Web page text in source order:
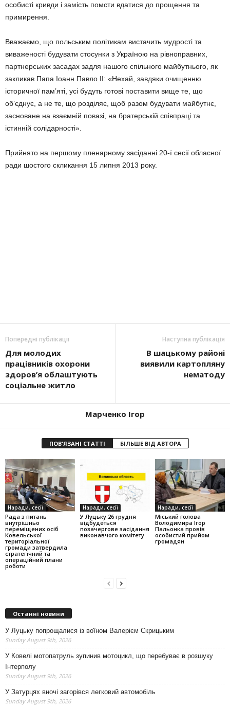
особисті кривди і замість помсти вдатися до прощення та
примирення.
Вважаємо, що польським політикам вистачить мудрості та
виваженості будувати стосунки з Україною на рівноправних,
партнерських засадах задля нашого спільного майбутнього, як
закликав Папа Іоанн Павло ІІ: «Нехай, завдяки очищенню
історичної пам’яті, усі будуть готові поставити вище те, що
об’єднує, а не те, що розділяє, щоб разом будувати майбутнє,
засноване на взаємній повазі, на братерській співпраці та
істинній солідарності».
Прийнято на першому пленарному засіданні 20-ї сесії обласної
ради шостого скликання 15 липня 2013 року.
Попередні публікації
Для молодих
працівників охорони
здоров’я облаштують
соціальне житло
Наступна публікація
В шацькому районі
виявили картопляну
нематоду
Марченко Ігор
ПОВ'ЯЗАНІ СТАТТІ БІЛЬШЕ ВІД АВТОРА
Наради, сесії
Рада з питань
внутрішньо
переміщених осіб
Ковельської
територіальної
громади затвердила
стратегічний та
операційний плани
роботи
Наради, сесії
У Луцьку 26 грудня
відбудеться
позачергове засідання
виконавчого комітету
Наради, сесії
Міський голова
Володимира Ігор
Пальонка провів
особистий прийом
громадян
Останні новини
У Луцьку попрощалися із воїном Валерієм Скрицьким
Sunday August 9th, 2026
У Ковелі мотопатруль зупинив мотоцикл, що перебуває в розшуку
Інтерполу
Sunday August 9th, 2026
У Затурцях вночі загорівся легковий автомобіль
Sunday August 9th, 2026